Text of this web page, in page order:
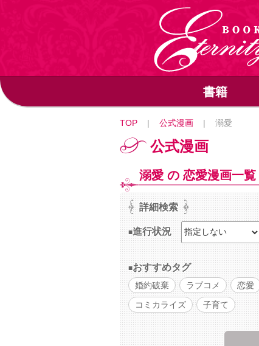
書籍
TOP | 公式漫画 | 溺愛
公式漫画
溺愛 の 恋愛漫画一覧
詳細検索
進行状況
おすすめタグ
婚約破棄 ラブコメ 恋愛
コミカライズ
子育て